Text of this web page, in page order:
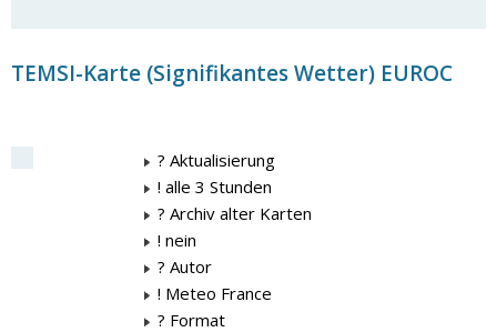
TEMSI-Karte (Signifikantes Wetter) EUROC
? Aktualisierung
! alle 3 Stunden
? Archiv alter Karten
! nein
? Autor
! Meteo France
? Format